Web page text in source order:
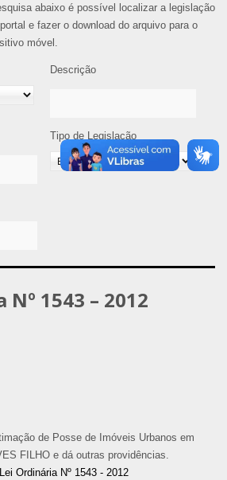
abaixo é possível localizar a legislação
e fazer o download do arquivo para o
móvel.
Descrição
Tipo de Legislação
1543 – 2012
de Posse de Imóveis Urbanos em
FILHO e dá outras providências.
Lei Ordinária Nº 1543 - 2012